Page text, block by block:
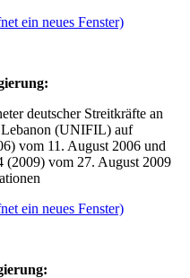
ein neues Fenster)
deutscher Streitkräfte an
(UNIFIL) auf
vom 11. August 2006 und
(2009) vom 27. August 2009
ein neues Fenster)